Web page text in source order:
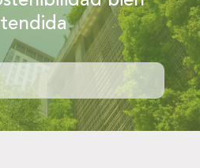
con una función de texto
el campo de búsqueda